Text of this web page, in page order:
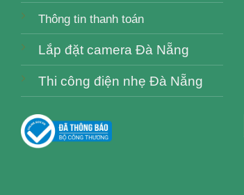
Thông tin thanh toán
Lắp đặt camera Đà Nẵng
Thi công điện nhẹ Đà Nẵng